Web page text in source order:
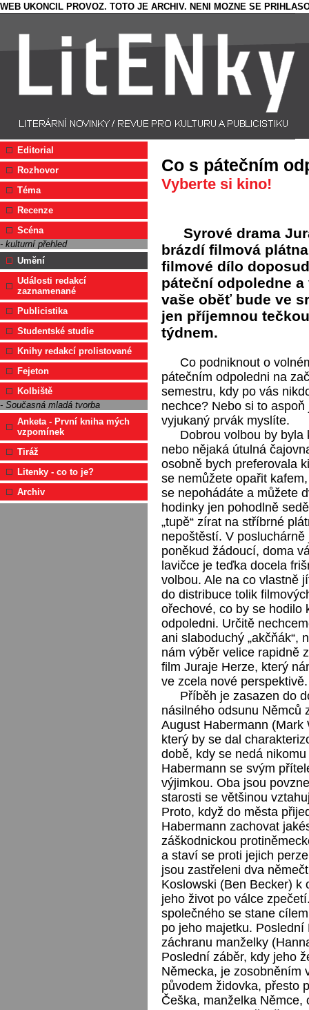
WEB UKONCIL PROVOZ. TOTO JE ARCHIV. NENI MOZNE SE
Editorial
Rozhovor
Téma
Recenze
Scéna
- kulturní přehled
Umění
Události redakcí
zaznamenané
Publicistika
Studentské studie
Knihy redakcí prolistované
Fejeton
Kolbiště
- Současná mladá tvorba
Anketa - První kniha mých
vzpomínek
Tiráž
Litenky - co to je?
Archiv
Co s pátečním
Vyberte si kino!
Syrové drama
brázdí filmová
filmové dílo
páteční odpoledne
vaše oběť bude ve
jen příjemnou
týdnem.
Co podniknout o
pátečním odpoledni na
semestru, kdy po vás
nechce? Nebo si to aspoň
vyjukaný prvák myslíte.
Dobrou volbou by byla
nebo nějaká útulná
osobně bych preferovala
se nemůžete opařit
se nepohádáte a můžete
hodinky jen pohodlně
„tupě“ zírat na stříbrné
nepoštěstí. V
poněkud žádoucí, doma
lavičce je teďka docela
volbou. Ale na co vlastně
do distribuce tolik
ořechové, co by se hodilo
odpoledni. Určitě
ani slaboduchý „akčňák“,
nám výběr velice rapidně
film Juraje Herze, který
ve zcela nové perspektivě.
Příběh je zasazen do
násilného odsunu Němců
August Habermann
který by se dal
době, kdy se nedá
Habermann se svým
výjimkou. Oba jsou
starosti se většinou
Proto, když do města
Habermann zachovat
záškodnickou
a staví se proti jejich
jsou zastřeleni dva
Koslowski (Ben Becker) k
jeho život po válce
společného se stane
po jeho majetku.
záchranu manželky
Poslední záběr, kdy jeho
Německa, je zosobněním
původem židovka, přesto
Češka, manželka Němce,